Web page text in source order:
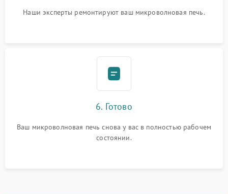
Наши эксперты ремонтируют ваш микроволновая печь.
6. Готово
Ваш микроволновая печь снова у вас в полностью рабочем
состоянии.